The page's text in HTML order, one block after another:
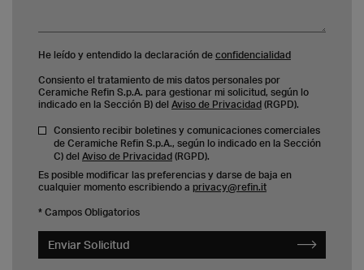
He leído y entendido la declaración de confidencialidad
Consiento el tratamiento de mis datos personales por
Ceramiche Refin S.p.A. para gestionar mi solicitud, según lo
indicado en la Sección B) del Aviso de Privacidad (RGPD).
Consiento recibir boletines y comunicaciones comerciales
de Ceramiche Refin S.p.A., según lo indicado en la Sección
C) del Aviso de Privacidad (RGPD).
Es posible modificar las preferencias y darse de baja en
cualquier momento escribiendo a privacy@refin.it
* Campos Obligatorios
Enviar Solicitud